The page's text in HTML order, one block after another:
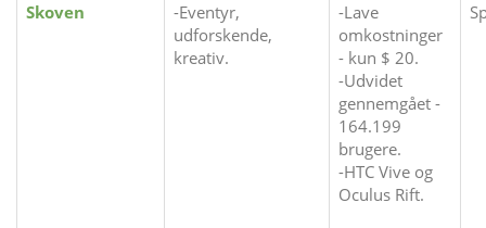
Skoven
-Eventyr,
udforskende,
kreativ.
-Lave
omkostninger
- kun $ 20.
-Udvidet
gennemgået -
164.199
brugere.
-HTC Vive og
Oculus Rift.